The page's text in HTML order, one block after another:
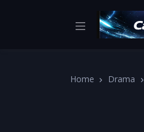
Home Drama